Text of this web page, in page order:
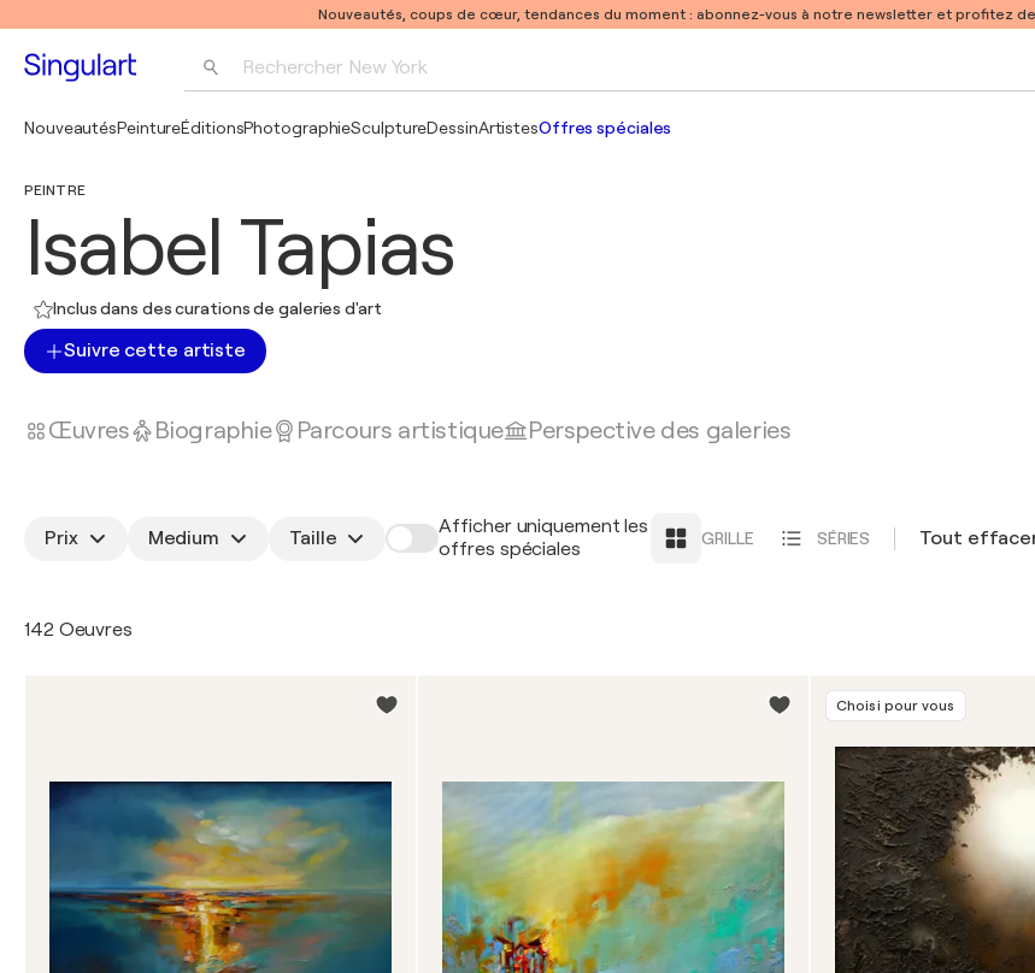
Nouveautés, coups de cœur, tendances du moment : abonnez-vous à notre newsletter et profitez
Rechercher New York
NouveautésPeintureÉditionsPhotographieSculptureDessinArtistesOffres spéciales
PEINTRE
Isabel Tapias
Inclus dans des curations de galeries d'art
Suivre cette artiste
Œuvres Biographie Parcours artistique Perspective des galeries
Prix Medium Taille
Afficher uniquement les
offres spéciales
GRILLE SÉRIES Tout
142 Oeuvres
Choisi pour vous